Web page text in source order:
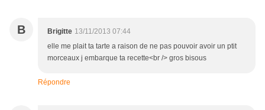
B Brigitte 13/11/2013 07:44
elle me plait ta tarte a raison de ne pas pouvoir avoir un ptit
morceaux j embarque ta recette<br /> gros bisous
Répondre